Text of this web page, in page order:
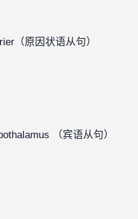
（原因状语从句）
（宾语从句）